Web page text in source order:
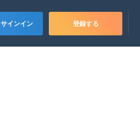
サインイン 登録する